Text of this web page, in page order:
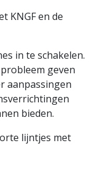
KNGF en de
in te schakelen.
geven
aanpassingen
bieden.
lijntjes met